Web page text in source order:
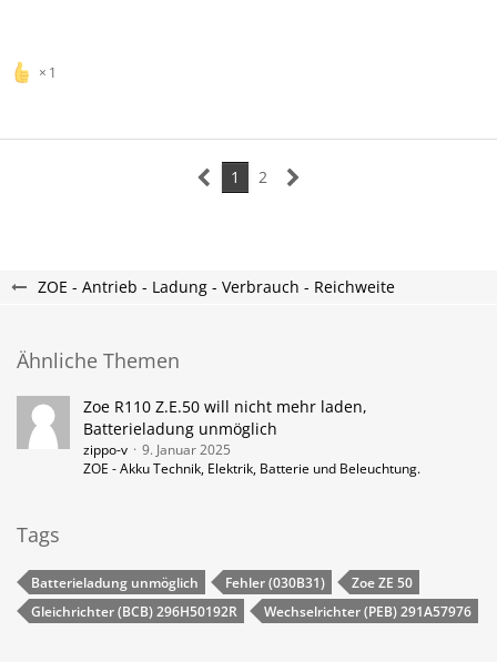
1
1 2
ZOE - Antrieb - Ladung - Verbrauch - Reichweite
Ähnliche Themen
Zoe R110 Z.E.50 will nicht mehr laden,
Batterieladung unmöglich
zippo-v
9. Januar 2025
ZOE - Akku Technik, Elektrik, Batterie und Beleuchtung.
Tags
Batterieladung unmöglich Fehler (030B31)
Zoe ZE 50
Gleichrichter (BCB) 296H50192R
Wechselrichter (PEB) 291A57976